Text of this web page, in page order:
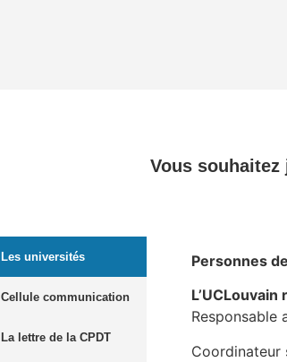
Vous
Les universités
Cellule communication
La lettre de la CPDT
Personnes
Responsable
Coordinateur